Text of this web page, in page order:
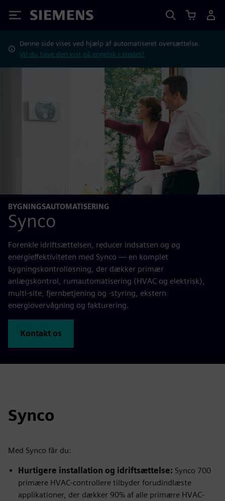
Siemens
Denne side vises ved hjælp af automatiseret oversættelse.
Vil du have den vist på engelsk i stedet?
BYGNINGSAUTOMATISERING
Synco
Forenkle idriftsættelsen, reducer indsatsen og øg
energieffektiviteten med Synco — en komplet
bygningskontrolløsning, der dækker primær
anlægskontrol, rumautomatisering (HVAC og elektrisk),
multi-site, fjernbetjening og -styring, ekstern
energiovervågning og fakturering.
Kontakt os
Synco
Med Synco får du:
Hurtigere installation og idriftsættelse: Synco 700
primære HVAC-controllere tilbyder forudindlæste
applikationer, der dækker 90% af alle primære HVAC-